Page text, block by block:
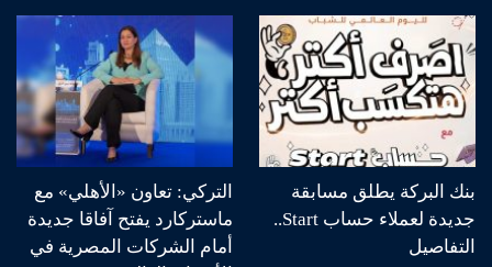
بنك البركة يطلق مسابقة
جديدة لعملاء حساب Start..
التفاصيل
التركي: تعاون «الأهلي» مع
ماستركارد يفتح آفاقا جديدة
أمام الشركات المصرية في